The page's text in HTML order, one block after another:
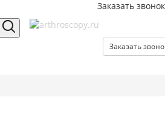
Заказать звонок
Заказать